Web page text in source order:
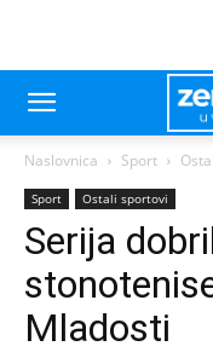
Naslovnica Sport
Sport Ostali sportovi
Serija
Mladosti